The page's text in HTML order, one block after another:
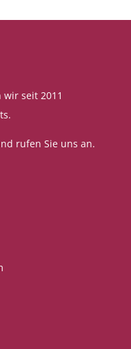
seit 2011
rufen Sie uns an.